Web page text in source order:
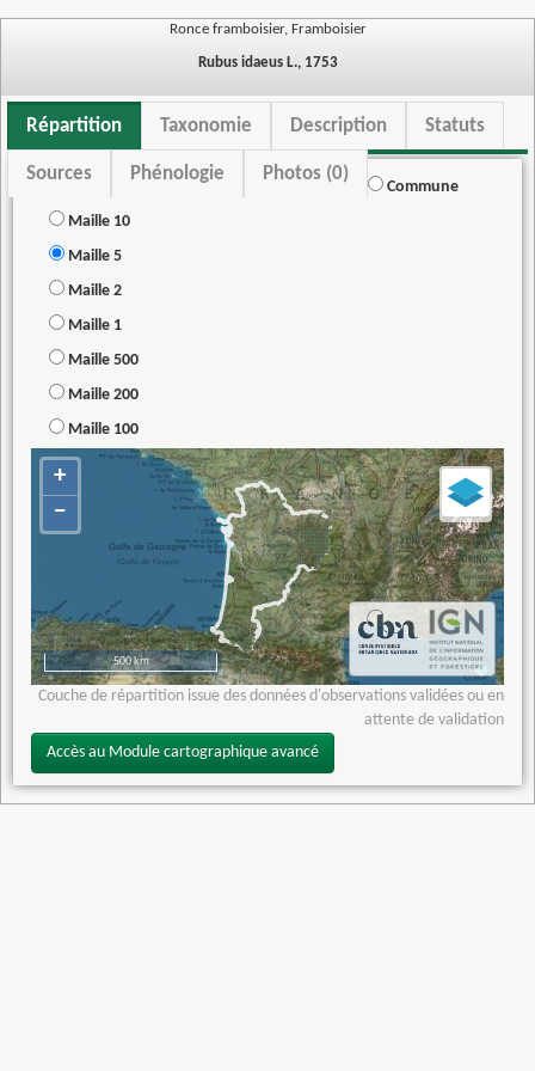
Ronce framboisier, Framboisier
Rubus idaeus L., 1753
Répartition Taxonomie Description Statuts
Sources Phénologie Photos (0)
Commune
Maille 10
Maille 5
Maille 2
Maille 1
Maille 500
Maille 200
Maille 100
+
−
500 km
Couche de répartition issue des données d'observations validées ou en
attente de validation
Accès au Module cartographique avancé